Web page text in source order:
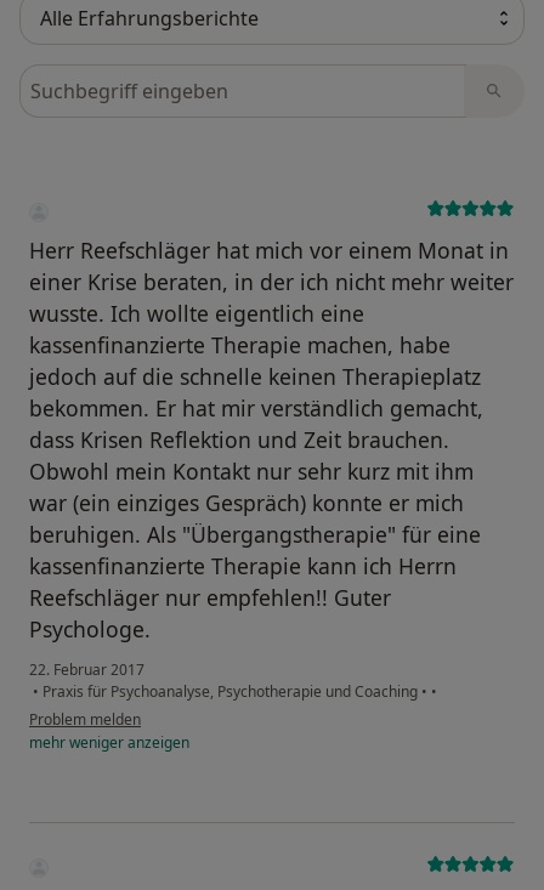
Bewertungen durchsuchen
Herr Reefschläger hat mich vor einem Monat in
einer Krise beraten, in der ich nicht mehr weiter
wusste. Ich wollte eigentlich eine
kassenfinanzierte Therapie machen, habe
jedoch auf die schnelle keinen Therapieplatz
bekommen. Er hat mir verständlich gemacht,
dass Krisen Reflektion und Zeit brauchen.
Obwohl mein Kontakt nur sehr kurz mit ihm
war (ein einziges Gespräch) konnte er mich
beruhigen. Als "Übergangstherapie" für eine
kassenfinanzierte Therapie kann ich Herrn
Reefschläger nur empfehlen!! Guter
Psychologe.
22. Februar 2017
• Praxis für Psychoanalyse, Psychotherapie und Coaching • •
Problem melden
mehrwenigeranzeigen